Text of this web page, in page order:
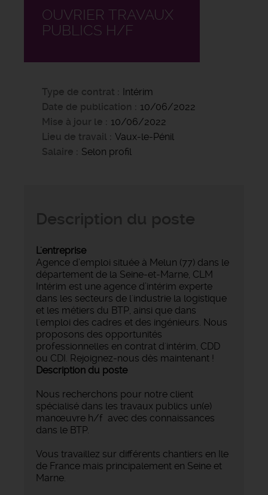
OUVRIER TRAVAUX
PUBLICS H/F
Type de contrat
Intérim
Date de publication
10/06/2022
Mise à jour le
10/06/2022
Lieu de travail
Vaux-le-Pénil
Salaire
Selon profil
L'entreprise
Agence d’emploi située à Melun (77) dans le
département de la Seine-et-Marne, CLM
Intérim est une agence d’intérim experte
dans les secteurs de l'industrie la logistique
et les métiers du BTP, ainsi que dans
l'emploi des cadres et des ingénieurs. Nous
proposons des opportunités
professionnelles en contrat d'intérim, CDD
ou CDI. Rejoignez-nous dès maintenant !
Description du poste
Nous recherchons pour notre client
spécialisé dans les travaux publics un(e)
manœuvre h/f avec des connaissances
dans le BTP.
Vous travaillez sur différents chantiers en Ile
de France mais principalement en Seine et
Marne.